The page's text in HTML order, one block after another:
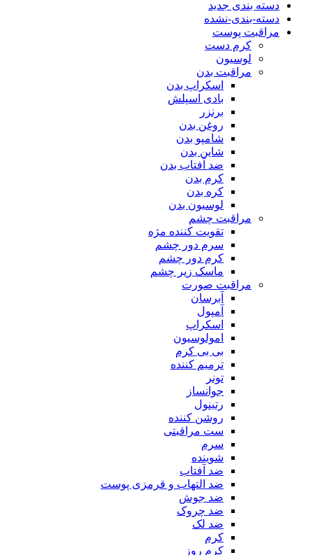
دسته بندی جدید
دسته-بندی-نشده
مراقبت پوست
کرم دست
لوسیون
مراقبت بدن
اسکراپ بدن
بادی اسپلش
برنزر
روغن بدن
شامپو بدن
شاین بدن
ضد آفتاب بدن
کرم بدن
کره بدن
لوسیون بدن
مراقبت چشم
تقویت کننده مژه
سرم دور چشم
کرم دور چشم
ماسک زیر چشم
مراقبت صورت
آبرسان
آمپول
اسکراپ
امولوسیون
بی بی کرم
ترمیم کننده
تونر
جوانساز
رتینول
روشن کننده
ست مراقبتی
سرم
شوینده
ضد آفتاب
ضد التهاب و قرمزی پوست
‌ضد جوش
ضد چروک
ضد لک
کرم
کرم روز